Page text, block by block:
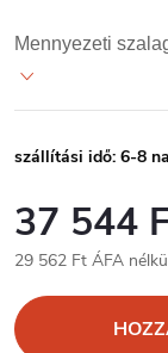
Mennyezeti
szállítási idő: 6-8
37 544
29 562 Ft ÁFA